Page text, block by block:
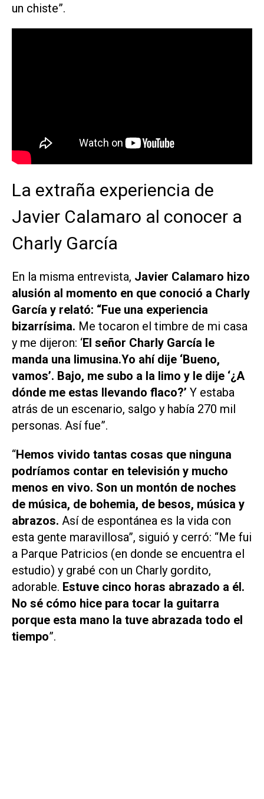
un chiste”.
La extraña experiencia de
Javier Calamaro al conocer a
Charly García
En la misma entrevista, Javier Calamaro hizo
alusión al momento en que conoció a Charly
García y relató: “Fue una experiencia
bizarrísima. Me tocaron el timbre de mi casa
y me dijeron: ‘El señor Charly García le
manda una limusina.Yo ahí dije ‘Bueno,
vamos’. Bajo, me subo a la limo y le dije ‘¿A
dónde me estas llevando flaco?’ Y estaba
atrás de un escenario, salgo y había 270 mil
personas. Así fue”.
“Hemos vivido tantas cosas que ninguna
podríamos contar en televisión y mucho
menos en vivo. Son un montón de noches
de música, de bohemia, de besos, música y
abrazos. Así de espontánea es la vida con
esta gente maravillosa”, siguió y cerró: “Me fui
a Parque Patricios (en donde se encuentra el
estudio) y grabé con un Charly gordito,
adorable. Estuve cinco horas abrazado a él.
No sé cómo hice para tocar la guitarra
porque esta mano la tuve abrazada todo el
tiempo”.